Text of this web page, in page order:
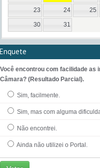
23 24 25
30 31
Enquete
Você encontrou com facilidade as
Câmara? (Resultado Parcial).
Sim, facilmente.
Sim, mas com alguma
Não encontrei.
Ainda não utilizei o Portal.